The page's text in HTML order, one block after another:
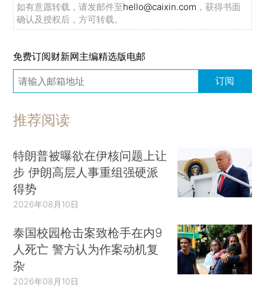
如有意愿转载，请发邮件至hello@caixin.com ，获得书面
确认及授权后，方可转载。
免费订阅财新网主编精选版电邮
订阅
推荐阅读
特朗普被曝欲在伊核问题上让
步 伊朗高层人事重组强硬派
得势
2026年08月10日
泰国校园枪击案致枪手在内9
人死亡 警方认为作案动机复
杂
2026年08月10日